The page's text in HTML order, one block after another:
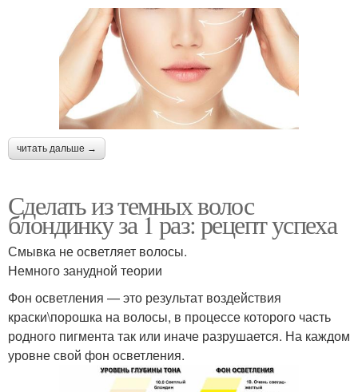
читать дальше →
Сделать из темных волос
блондинку за 1 раз: рецепт успеха
Смывка не осветляет волосы.
Немного занудной теории
Фон осветления — это результат воздействия
краски\порошка на волосы, в процессе которого часть
родного пигмента так или иначе разрушается. На каждом
уровне свой фон осветления.